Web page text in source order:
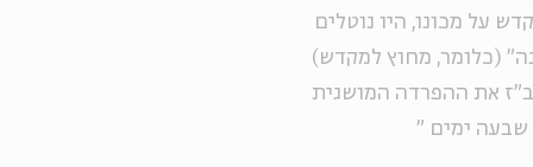
על מכונו, היו נוטלים
(כלומר, מחוץ למקדש)
את ההפרדה המושגית
שבעה ימים "